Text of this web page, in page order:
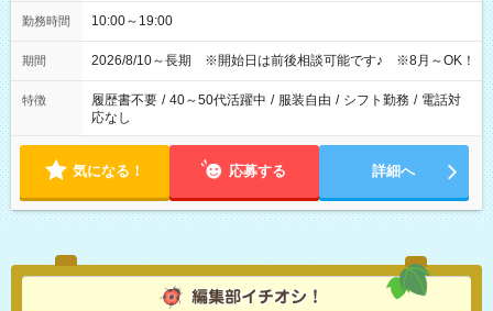
勤務時間 10:00～19:00
期間 2026/8/10～長期 ※開始日は前後相談可能です♪ ※8月～OK！
特徴 履歴書不要 / 40～50代活躍中 / 服装自由 / シフト勤務 / 電話対
応なし
気になる！ 応募する 詳細へ